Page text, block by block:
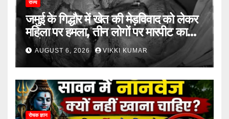
राज्य
जमुई के गिद्धौर में खेत की मेड़विवाद को लेकर
महिला पर हमला, तीन लोगों पर मारपीट का
आरोप
AUGUST 6, 2026 VIKKI KUMAR
रोचक ज्ञान